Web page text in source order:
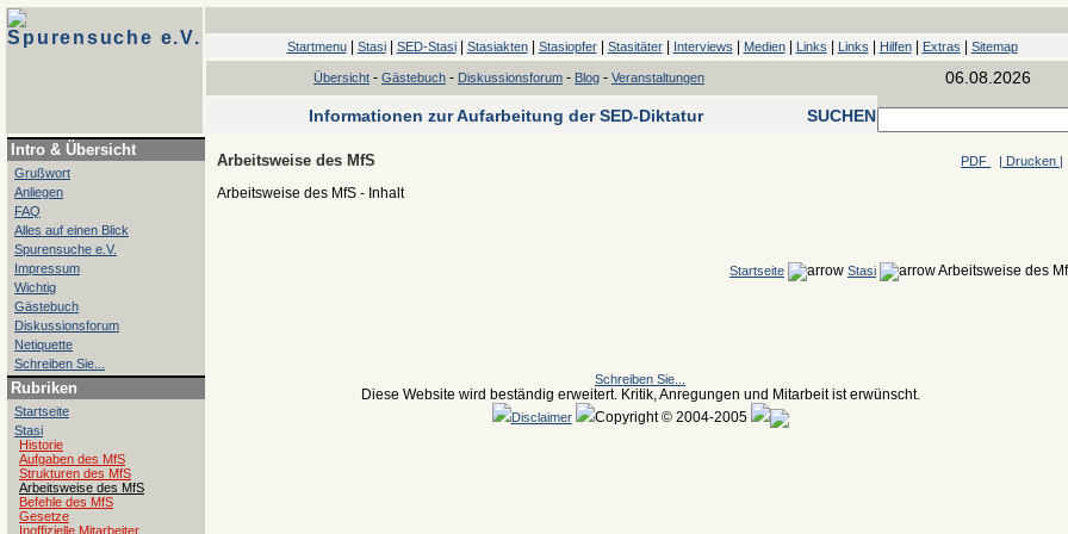
Spurensuche e.V. Startmenu| Stasi| SED-Stasi| Stasiakten| Stasiopfer| Stasitäter| Interviews Medien| Links Links Hilfen| Extras Sitemap
Übersicht - Gästebuch - Diskussionsforum - Blog - Veranstaltungen
06.08.2026
Informationen zur Aufarbeitung der SED-Diktatur
SUCHEN
Intro & Übersicht
Grußwort
Anliegen
FAQ
Alles auf einen Blick
Spurensuche e.V.
Impressum
Wichtig
Gästebuch
Diskussionsforum
Netiquette
Schreiben Sie...
Rubriken
Startseite
Stasi
Historie
Aufgaben des MfS
Strukturen des MfS
Arbeitsweise des MfS
Befehle des MfS
Gesetze
Inoffizielle Mitarbeiter
Arbeitsweise des MfS PDF | Drucken |
Arbeitsweise des MfS - Inhalt
Startseite Stasi Arbeitsweise des
Schreiben Sie...
Diese Website wird beständig erweitert. Kritik, Anregungen und Mitarbeit ist erwünscht.
Disclaimer Copyright © 2004-2005